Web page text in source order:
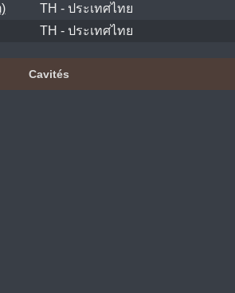
TH - ประเทศไทย
TH - ประเทศไทย
Cavités